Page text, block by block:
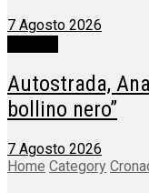
7 Agosto 2026
Autostrada,
bollino nero”
7 Agosto 2026
Home Category